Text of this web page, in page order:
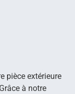
pièce extérieure
à notre